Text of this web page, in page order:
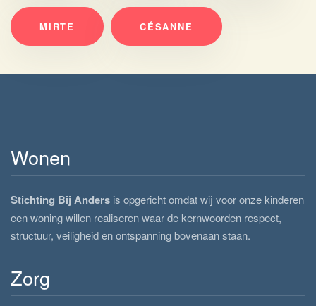
MIRTE CÉSANNE
Wonen
Stichting Bij Anders is opgericht omdat wij voor onze kinderen
een woning willen realiseren waar de kernwoorden respect,
structuur, veiligheid en ontspanning bovenaan staan.
Zorg